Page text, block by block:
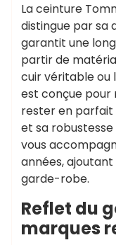
La ceinture
distingue par sa
garantit une
partir de
cuir véritable ou
est conçue pour
rester en parfait
et sa
vous
années,
garde-robe.
Reflet du
marques